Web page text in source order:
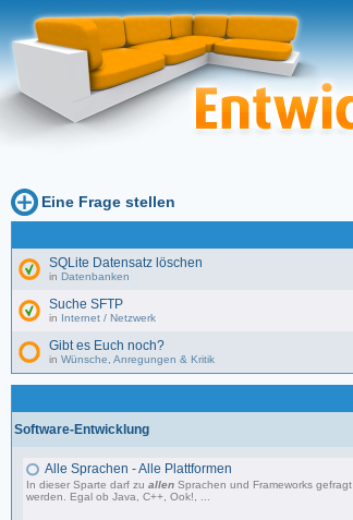
Eine Frage stellen
SQLite Datensatz löschen
in Datenbanken
Suche SFTP
in Internet / Netzwerk
Gibt es Euch noch?
in Wünsche, Anregungen & Kritik
Software-Entwicklung
Alle Sprachen - Alle Plattformen
In dieser Sparte darf zuallen Sprachen und Frameworks gefragt
werden. Egal ob Java, C++, Ook!, ...